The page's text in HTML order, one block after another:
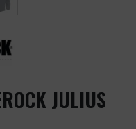
JULIUS